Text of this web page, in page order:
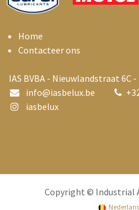
Home
Contacteer ons
IAS BVBA - Nieuwlandstraat 6C
info@iasbelux.be +
iasbelux
Copyright © Industrial